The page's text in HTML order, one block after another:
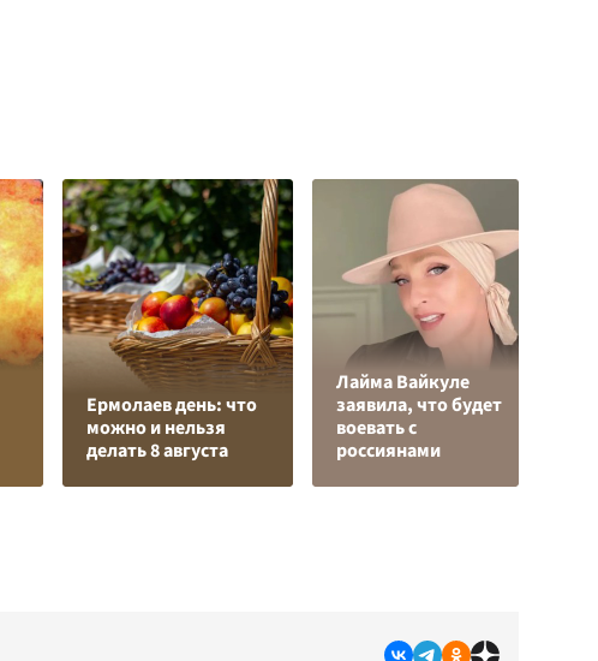
Ермолаев день: что
можно и нельзя
делать 8 августа
Лайма Вайкуле
заявила, что будет
воевать с
россиянами